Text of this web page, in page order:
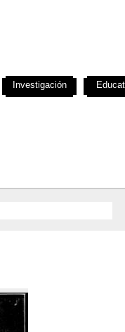
Investigación